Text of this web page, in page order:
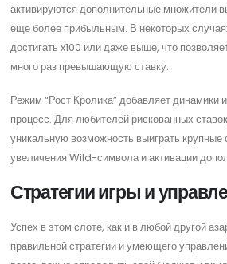
активируются дополнительные множители
еще более прибыльным. В некоторых
достигать x100 или даже выше, что
много раз превышающую ставку.
Режим “Рост Кролика” добавляет динамики
процесс. Для любителей рискованных
уникальную возможность выиграть
увеличения Wild-символа и активации
Стратегии игры и
Успех в этом слоте, как и в любой другой
правильной стратегии и умеющего